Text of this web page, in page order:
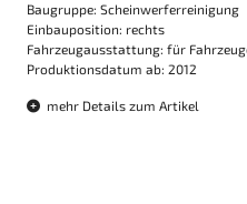
Baugruppe: Scheinwerferreinigung
Einbauposition: rechts
Fahrzeugausstattung: für
Produktionsdatum ab: 2012
mehr Details zum Artikel